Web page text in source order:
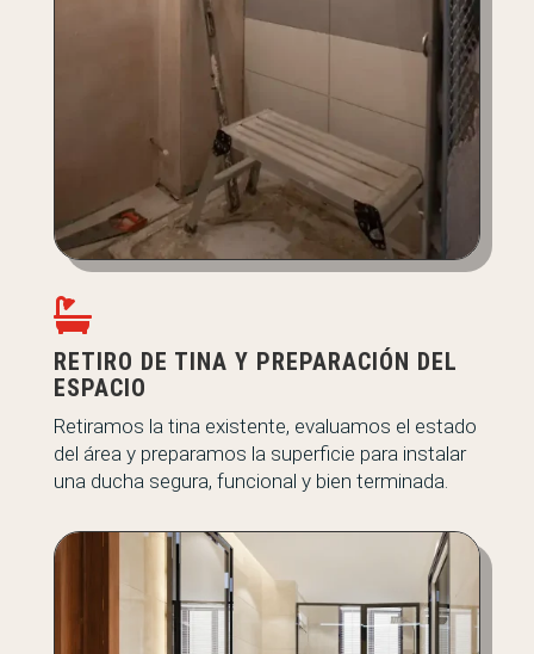

RETIRO DE TINA Y PREPARACIÓN DEL
ESPACIO
Retiramos la tina existente, evaluamos el estado
del área y preparamos la superficie para instalar
una ducha segura, funcional y bien terminada.